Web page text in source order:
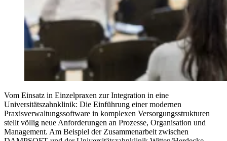
Vom Einsatz in Einzelpraxen zur Integration in eine
Universitätszahnklinik: Die Einführung einer modernen
Praxisverwaltungssoftware in komplexen Versorgungsstrukturen
stellt völlig neue Anforderungen an Prozesse, Organisation und
Management. Am Beispiel der Zusammenarbeit zwischen